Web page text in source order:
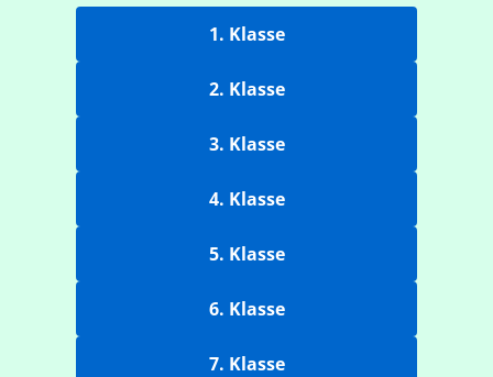
1. Klasse
2. Klasse
3. Klasse
4. Klasse
5. Klasse
6. Klasse
7. Klasse